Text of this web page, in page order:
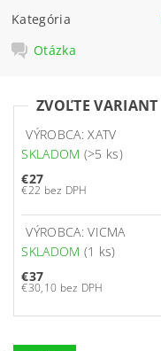
Kategória
Otázka
ZVOĽTE VARIANT
VÝROBCA: XATV
SKLADOM (>5 ks)
€27
€22 bez DPH
VÝROBCA: VICMA
SKLADOM (1 ks)
€37
€30,10 bez DPH